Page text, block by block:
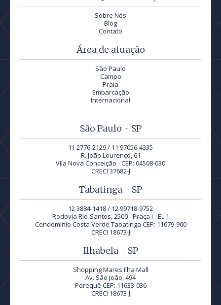
Sobre Nós
Blog
Contato
Área de atuação
São Paulo
Campo
Praia
Embarcação
Internacional
São Paulo - SP
11 2776-2129 / 11 97056-4335
R. João Lourenço, 61
Vila Nova Conceição - CEP: 04508-030
CRECI 37682-J
Tabatinga - SP
12 3884-1418 / 12 99718-9752
Rodovia Rio-Santos, 2500 - Praça I - EL.1
Condomínio Costa Verde Tabatinga CEP: 11679-900
CRECI 18673-J
Ilhabela - SP
Shopping Mares Ilha Mall
Av. São João, 494
Perequê CEP: 11633-036
CRECI 18673-J